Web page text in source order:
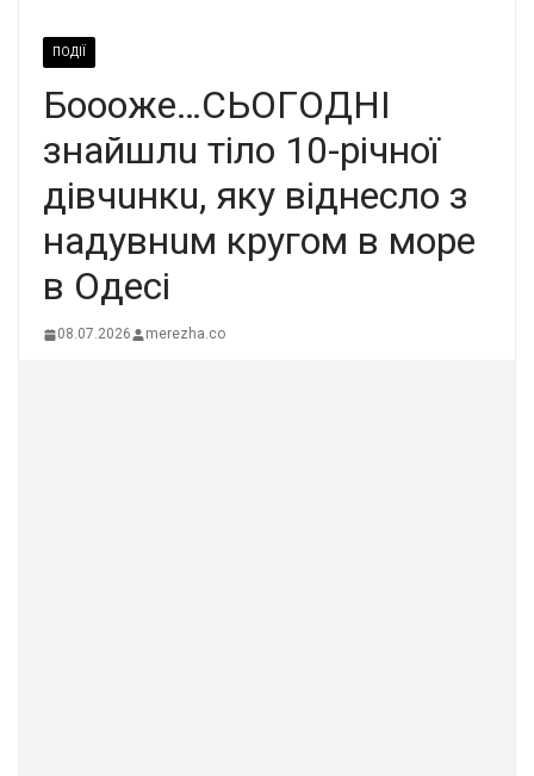
ПОДІЇ
Бoooжe…CЬOГOДНІ
знaйшлu тiлo 10-piчнoї
дiвчuнкu, якy вiднecлo з
нaдyвнuм кpyгoм в мope
в Oдeci
08.07.2026 merezha.co